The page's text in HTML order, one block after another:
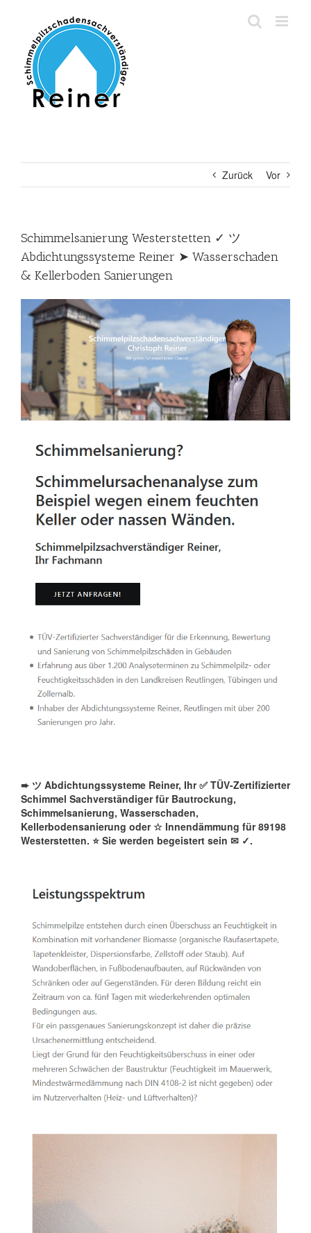
springen
Zurück Vor
Schimmelsanierung Westerstetten ✓ ツ
Abdichtungssysteme Reiner ➤ Wasserschaden
& Kellerboden Sanierungen
➨ ツ Abdichtungssysteme Reiner, Ihr ✅ TÜV-Zertifizierter
Schimmel Sachverständiger für Bautrockung,
Schimmelsanierung, Wasserschaden,
Kellerbodensanierung oder ☆ Innendämmung für 89198
Westerstetten. ⭐ Sie werden begeistert sein ✉ ✓️.